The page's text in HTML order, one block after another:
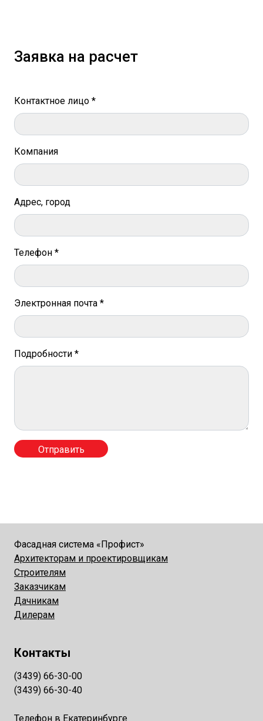
Заявка на расчет
Контактное лицо *
Компания
Адрес, город
Телефон *
Электронная почта *
Подробности *
Фасадная система «Профист»
Архитекторам и проектировщикам
Строителям
Заказчикам
Дачникам
Дилерам
Контакты
(3439) 66-30-00
(3439) 66-30-40
Телефон в Екатеринбурге